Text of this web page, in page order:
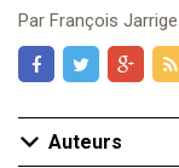
CONTACT
Par François Jarrige
Auteurs